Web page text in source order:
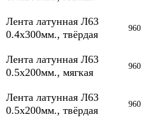
Лента латунная Л63
0.4х300мм., твёрдая
960
Лента латунная Л63
0.5х200мм., мягкая
960
Лента латунная Л63
0.5х200мм., твёрдая
960